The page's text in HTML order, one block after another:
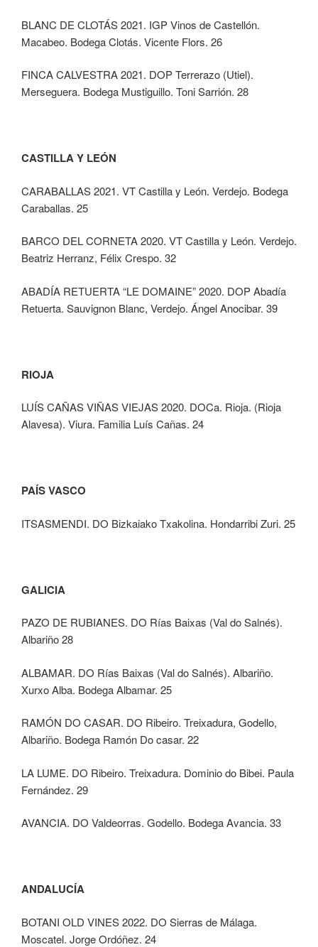
BLANC DE CLOTÁS 2021. IGP Vinos de Castellón.
Macabeo. Bodega Clotás. Vicente Flors. 26
FINCA CALVESTRA 2021. DOP Terrerazo (Utiel).
Merseguera. Bodega Mustiguillo. Toni Sarrión. 28
CASTILLA Y LEÓN
CARABALLAS 2021. VT Castilla y León. Verdejo. Bodega
Caraballas. 25
BARCO DEL CORNETA 2020. VT Castilla y León. Verdejo.
Beatriz Herranz, Félix Crespo. 32
ABADÍA RETUERTA “LE DOMAINE” 2020. DOP Abadía
Retuerta. Sauvignon Blanc, Verdejo. Ángel Anocibar. 39
RIOJA
LUÍS CAÑAS VIÑAS VIEJAS 2020. DOCa. Rioja. (Rioja
Alavesa). Viura. Familia Luís Cañas. 24
PAÍS VASCO
ITSASMENDI. DO Bizkaiako Txakolina. Hondarribi Zuri. 25
GALICIA
PAZO DE RUBIANES. DO Rías Baixas (Val do Salnés).
Albariño 28
ALBAMAR. DO Rías Baixas (Val do Salnés). Albariño.
Xurxo Alba. Bodega Albamar. 25
RAMÓN DO CASAR. DO Ribeiro. Treixadura, Godello,
Albariño. Bodega Ramón Do casar. 22
LA LUME. DO Ribeiro. Treixadura. Dominio do Bibei. Paula
Fernández. 29
AVANCIA. DO Valdeorras. Godello. Bodega Avancia. 33
ANDALUCÍA
BOTANI OLD VINES 2022. DO Sierras de Málaga.
Moscatel. Jorge Ordóñez. 24